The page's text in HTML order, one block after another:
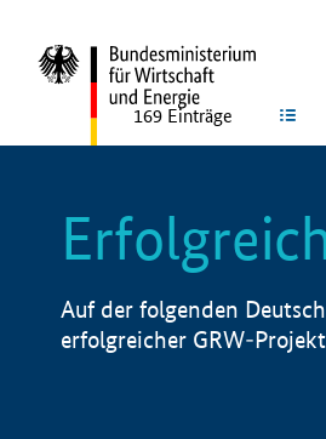
169 Einträge
Auf der folgenden
erfolgreicher GRW-